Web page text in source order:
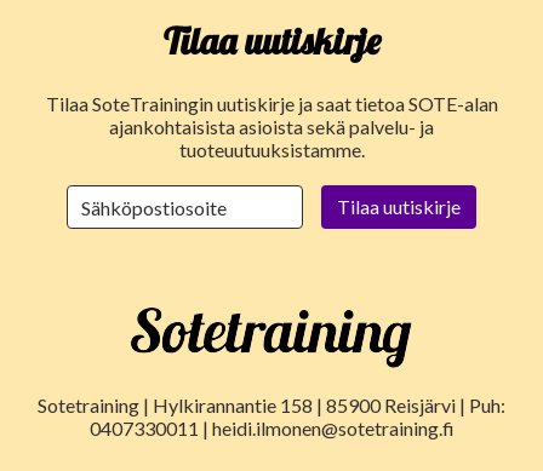
Tilaa uutiskirje
Tilaa SoteTrainingin uutiskirje ja saat tietoa SOTE-alan
ajankohtaisista asioista sekä palvelu- ja
tuoteuutuuksistamme.
Sotetraining | Hylkirannantie 158 | 85900 Reisjärvi | Puh:
0407330011 | heidi.ilmonen@sotetraining.fi